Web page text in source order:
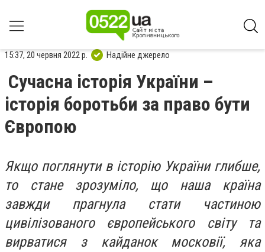
15:37, 20 червня 2022 р. Надійне джерело
Сучасна історія України –
історія боротьби за право бути
Європою
Якщо поглянути в історію України глибше,
то стане зрозуміло, що наша країна
завжди прагнула стати частиною
цивілізованого європейського світу та
вирватися з кайданок московії, яка